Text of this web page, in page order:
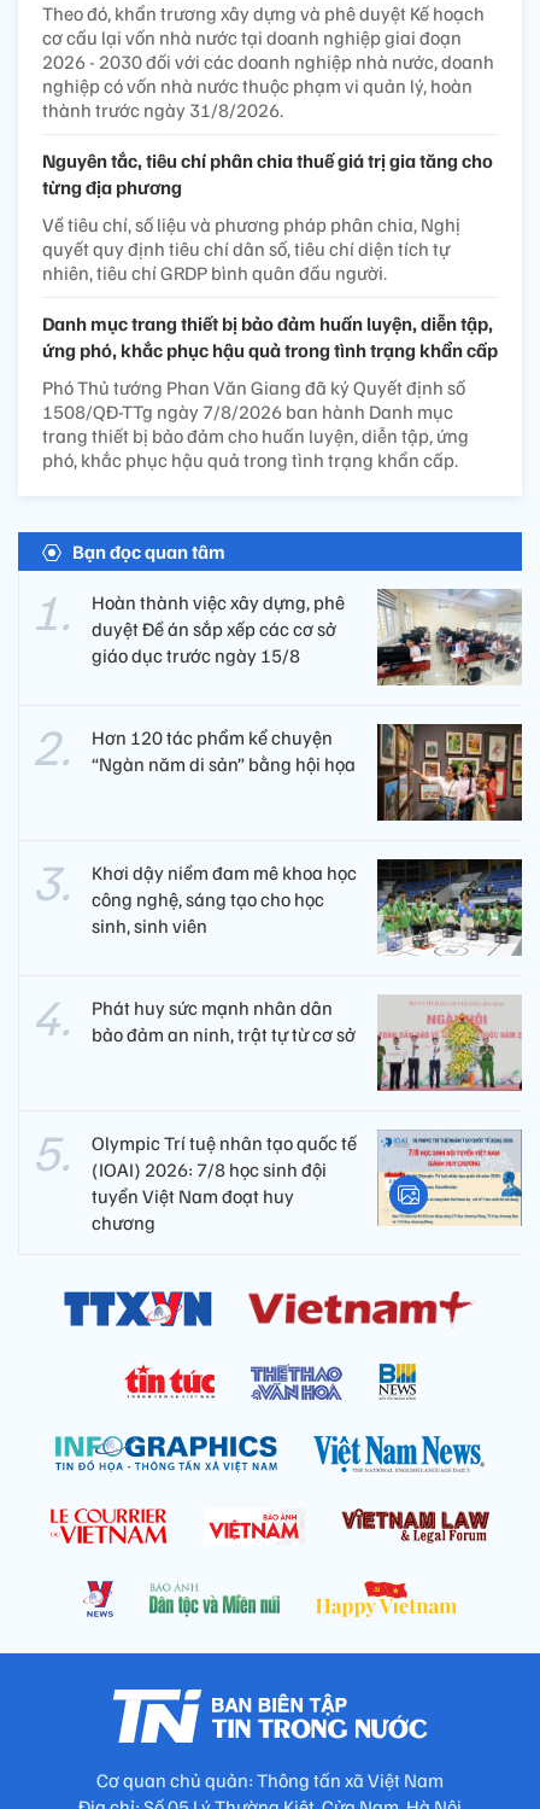
Theo đó, khẩn trương xây dựng và phê duyệt Kế hoạch
cơ cấu lại vốn nhà nước tại doanh nghiệp giai đoạn
2026 - 2030 đối với các doanh nghiệp nhà nước, doanh
nghiệp có vốn nhà nước thuộc phạm vi quản lý, hoàn
thành trước ngày 31/8/2026.
Nguyên tắc, tiêu chí phân chia thuế giá trị gia tăng cho
từng địa phương
Về tiêu chí, số liệu và phương pháp phân chia, Nghị
quyết quy định tiêu chí dân số, tiêu chí diện tích tự
nhiên, tiêu chí GRDP bình quân đầu người.
Danh mục trang thiết bị bảo đảm huấn luyện, diễn tập,
ứng phó, khắc phục hậu quả trong tình trạng khẩn cấp
Phó Thủ tướng Phan Văn Giang đã ký Quyết định số
1508/QĐ-TTg ngày 7/8/2026 ban hành Danh mục
trang thiết bị bảo đảm cho huấn luyện, diễn tập, ứng
phó, khắc phục hậu quả trong tình trạng khẩn cấp.
Bạn đọc quan tâm
Hoàn thành việc xây dựng, phê
duyệt Đề án sắp xếp các cơ sở
giáo dục trước ngày 15/8
Hơn 120 tác phẩm kể chuyện
“Ngàn năm di sản” bằng hội họa
Khơi dậy niềm đam mê khoa học
công nghệ, sáng tạo cho học
sinh, sinh viên
Phát huy sức mạnh nhân dân
bảo đảm an ninh, trật tự từ cơ sở
Olympic Trí tuệ nhân tạo quốc tế
(IOAI) 2026: 7/8 học sinh đội
tuyển Việt Nam đoạt huy
chương
Cơ quan chủ quản: Thông tấn xã Việt Nam